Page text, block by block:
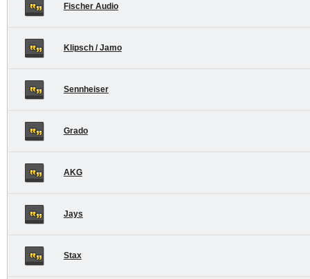
Fischer Audio
Klipsch / Jamo
Sennheiser
Grado
AKG
Jays
Stax